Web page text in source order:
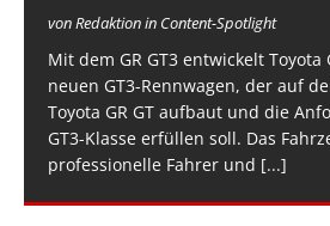
von Redaktion in Content-Spotlight
Mit dem GR GT3 entwickelt Toyota
neuen GT3-Rennwagen, der auf
Toyota GR GT aufbaut und die
GT3-Klasse erfüllen soll. Das
professionelle Fahrer und [...]